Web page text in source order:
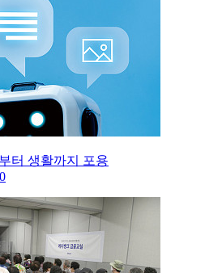
터 생활까지 포용